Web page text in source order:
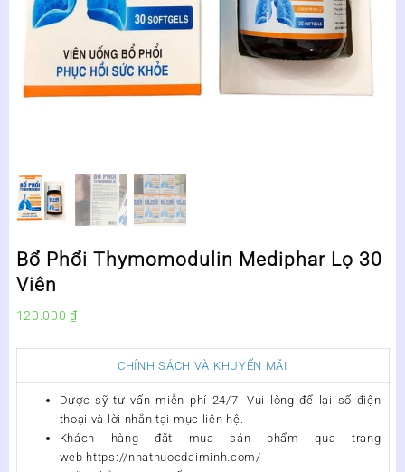
Bổ Phổi Thymomodulin Mediphar Lọ 30
Viên
120.000₫
CHÍNH SÁCH VÀ KHUYẾN MÃI
Dược sỹ tư vấn miễn phí 24/7. Vui lòng để lại số điện
thoại và lời nhắn tại mục liên hệ.
Khách hàng đặt mua sản phẩm qua trang
web https://nhathuocdaiminh.com/